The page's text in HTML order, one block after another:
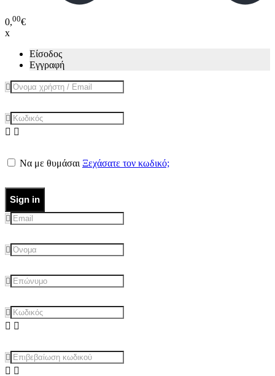
0,00€
x
Είσοδος
Εγγραφή
Να με θυμάσαι Ξεχάσατε τον κωδικό;
Sign in